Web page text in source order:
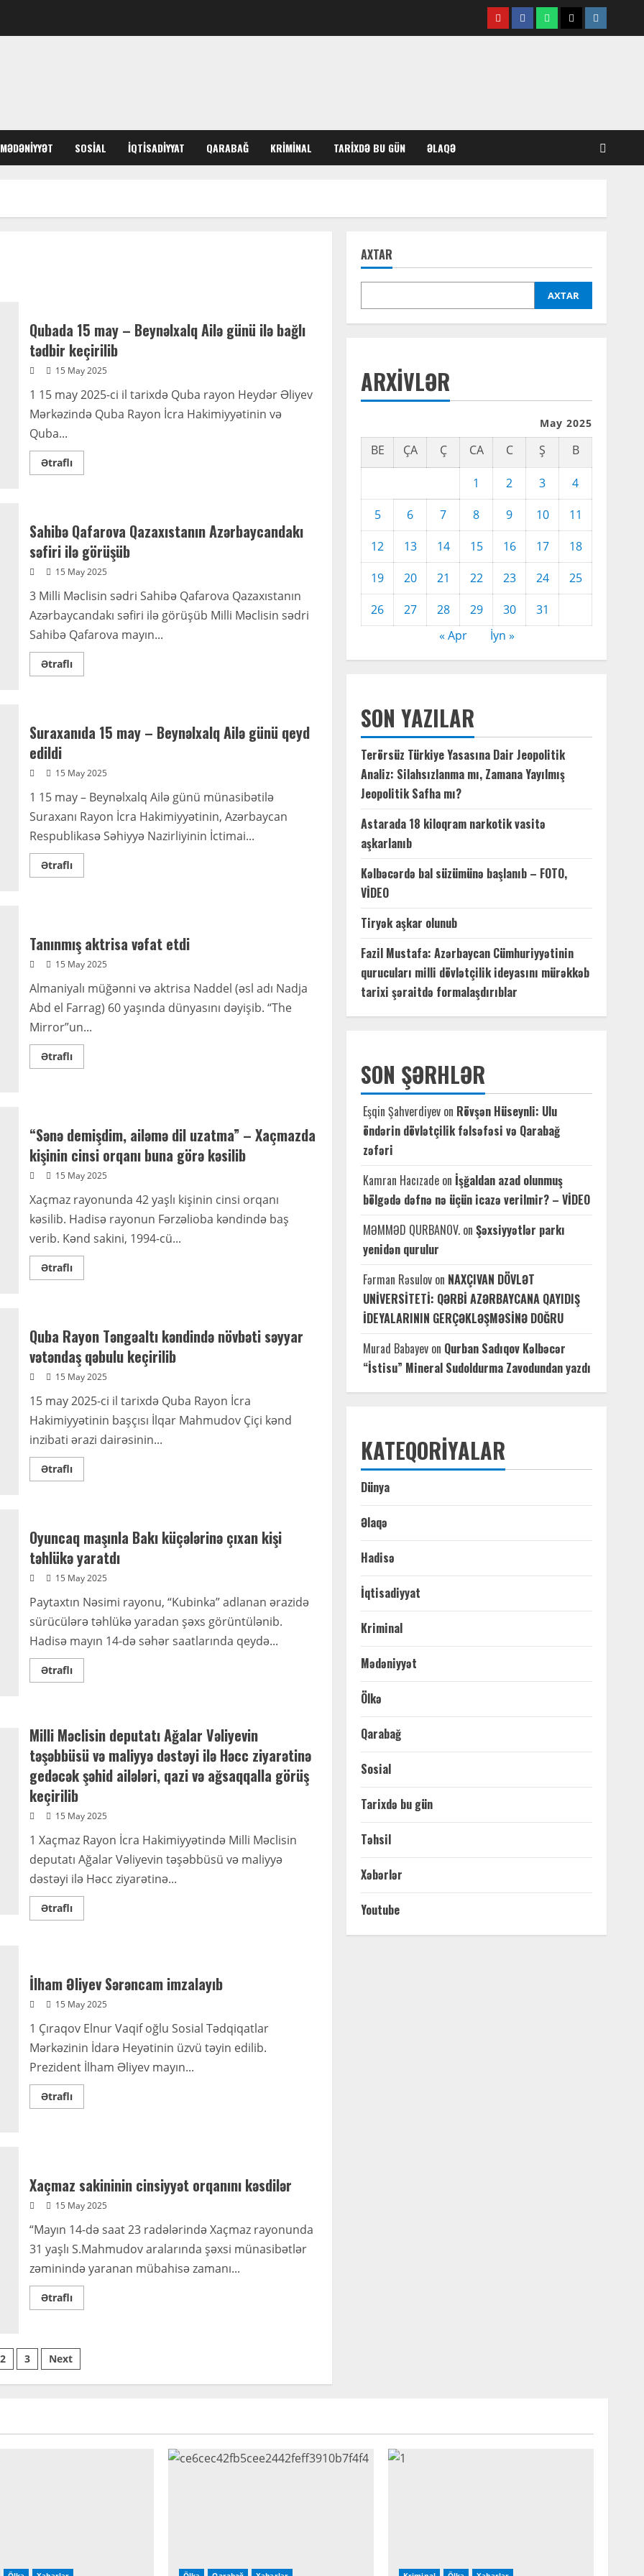
YoutubeFacebookWhatsapp
TwitterInstagram
MƏDƏNIYYƏT SOSIAL İQTISADIYYAT QARABAĞ KRIMINAL TARIXDƏ BU GÜN ƏLAQƏ
Qubada 15 may – Beynəlxalq Ailə günü ilə bağlı
tədbir keçirilib
15 May 2025
1 15 may 2025-ci il tarixdə Quba rayon Heydər Əliyev
Mərkəzində Quba Rayon İcra Hakimiyyətinin və
Quba...
ƏtraflıRead
more
Beynəlxalq
Ailə
günü
ilə
bağlı
keçirilib
Sahibə Qafarova Qazaxıstanın Azərbaycandakı
səfiri ilə görüşüb
15 May 2025
3 Milli Məclisin sədri Sahibə Qafarova Qazaxıstanın
Azərbaycandakı səfiri ilə görüşüb Milli Məclisin sədri
Sahibə Qafarova mayın...
ƏtraflıRead
more
səfiri
ilə
Suraxanıda 15 may – Beynəlxalq Ailə günü qeyd
edildi
15 May 2025
1 15 may – Beynəlxalq Ailə günü münasibətilə
Suraxanı Rayon İcra Hakimiyyətinin, Azərbaycan
Respublikasə Səhiyyə Nazirliyinin İctimai...
ƏtraflıRead
more
Ailə
günü
qeyd
Tanınmış aktrisa vəfat etdi
15 May 2025
Almaniyalı müğənni və aktrisa Naddel (əsl adı Nadja
Abd el Farrag) 60 yaşında dünyasını dəyişib. “The
Mirror”un...
ƏtraflıRead
more
“Sənə demişdim, ailəmə dil uzatma” – Xaçmazda
kişinin cinsi orqanı buna görə kəsilib
15 May 2025
Xaçmaz rayonunda 42 yaşlı kişinin cinsi orqanı
kəsilib. Hadisə rayonun Fərzəlioba kəndində baş
verib. Kənd sakini, 1994-cü...
ƏtraflıRead
more
uzatma” –
Xaçmazda
kişinin
cinsi
orqanı
görə
kəsilib
Quba Rayon Təngəaltı kəndində növbəti səyyar
vətəndaş qəbulu keçirilib
15 May 2025
15 may 2025-ci il tarixdə Quba Rayon İcra
Hakimiyyətinin başçısı İlqar Mahmudov Çiçi kənd
inzibati ərazi dairəsinin...
ƏtraflıRead
more
növbəti
səyyar
vətəndaş
qəbulu
keçirilib
Oyuncaq maşınla Bakı küçələrinə çıxan kişi
təhlükə yaratdı
15 May 2025
Paytaxtın Nəsimi rayonu, “Kubinka” adlanan ərazidə
sürücülərə təhlükə yaradan şəxs görüntülənib.
Hadisə mayın 14-də səhər saatlarında qeydə...
ƏtraflıRead
more
küçələrinə
çıxan
kişi
təhlükə
yaratdı
Milli Məclisin deputatı Ağalar Vəliyevin
təşəbbüsü və maliyyə dəstəyi ilə Həcc ziyarətinə
gedəcək şəhid ailələri, qazi və ağsaqqalla görüş
keçirilib
15 May 2025
1 Xaçmaz Rayon İcra Hakimiyyətində Milli Məclisin
deputatı Ağalar Vəliyevin təşəbbüsü və maliyyə
dəstəyi ilə Həcc ziyarətinə...
ƏtraflıRead
more
Vəliyevin
təşəbbüsü
və
maliyyə
ilə
Həcc
ziyarətinə
gedəcək
şəhid
qazi
və
ağsaqqalla
İlham Əliyev Sərəncam imzalayıb
15 May 2025
1 Çıraqov Elnur Vaqif oğlu Sosial Tədqiqatlar
Mərkəzinin İdarə Heyətinin üzvü təyin edilib.
Prezident İlham Əliyev mayın...
ƏtraflıRead
more
Xaçmaz sakininin cinsiyyət orqanını kəsdilər
15 May 2025
“Mayın 14-də saat 23 radələrində Xaçmaz rayonunda
31 yaşlı S.Mahmudov aralarında şəxsi münasibətlər
zəminində yaranan mübahisə zamanı...
ƏtraflıRead
more
cinsiyyət
orqanını
kəsdilər
2 3 Next
AXTAR
AXTAR
ARXIVLƏR
May 2025
BE ÇA Ç CA C Ş B
1 2 3
4
5
6 7 8 9 10
11
12
13 14 15 16 17
18
19
20 21 22 23 24
25
26
27 28 29 30
31
« Apr
İyn »
SON YAZILAR
Terörsüz Türkiye Yasasına Dair Jeopolitik
Analiz: Silahsızlanma mı, Zamana Yayılmış
Jeopolitik Safha mı?
Astarada 18 kiloqram narkotik vasitə
aşkarlanıb
Kəlbəcərdə bal süzümünə başlanıb – FOTO,
VİDEO
Tiryək aşkar olunub
Fazil Mustafa: Azərbaycan Cümhuriyyətinin
qurucuları milli dövlətçilik ideyasını mürəkkəb
tarixi şəraitdə formalaşdırıblar
SON ŞƏRHLƏR
Eşqin Şahverdiyev on Rövşən Hüseynli: Ulu
öndərin dövlətçilik fəlsəfəsi və Qarabağ
zəfəri
Kamran Hacızade on İşğaldan azad olunmuş
bölgədə dəfnə nə üçün icazə verilmir? – VİDEO
MƏMMƏD QURBANOV. on Şəxsiyyətlər parkı
yenidən qurulur
Fərman Rəsulov on NAXÇIVAN DÖVLƏT
UNİVERSİTETİ: QƏRBİ AZƏRBAYCANA QAYIDIŞ
İDEYALARININ GERÇƏKLƏŞMƏSİNƏ DOĞRU
Murad Babayev on Qurban Sadıqov Kəlbəcər
“İstisu” Mineral Sudoldurma Zavodundan yazdı
KATEQORIYALAR
Dünya
Əlaqə
Hadisə
İqtisadiyyat
Kriminal
Mədəniyyət
Ölkə
Qarabağ
Sosial
Tarixdə bu gün
Təhsil
Xəbərlər
Youtube